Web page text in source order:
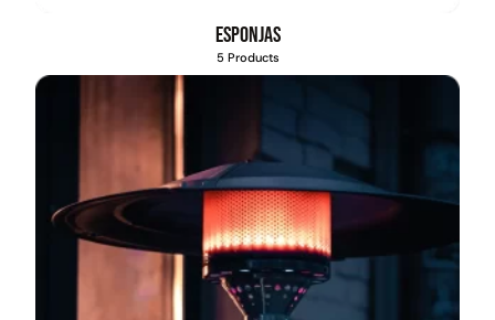
Esponjas
5 Products